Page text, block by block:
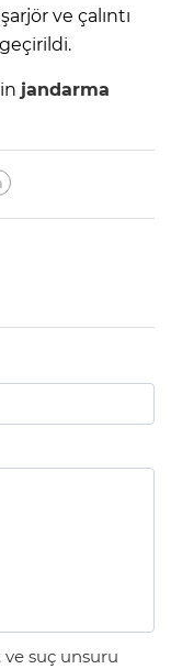
ve çalıntı
jandarma
suç unsuru